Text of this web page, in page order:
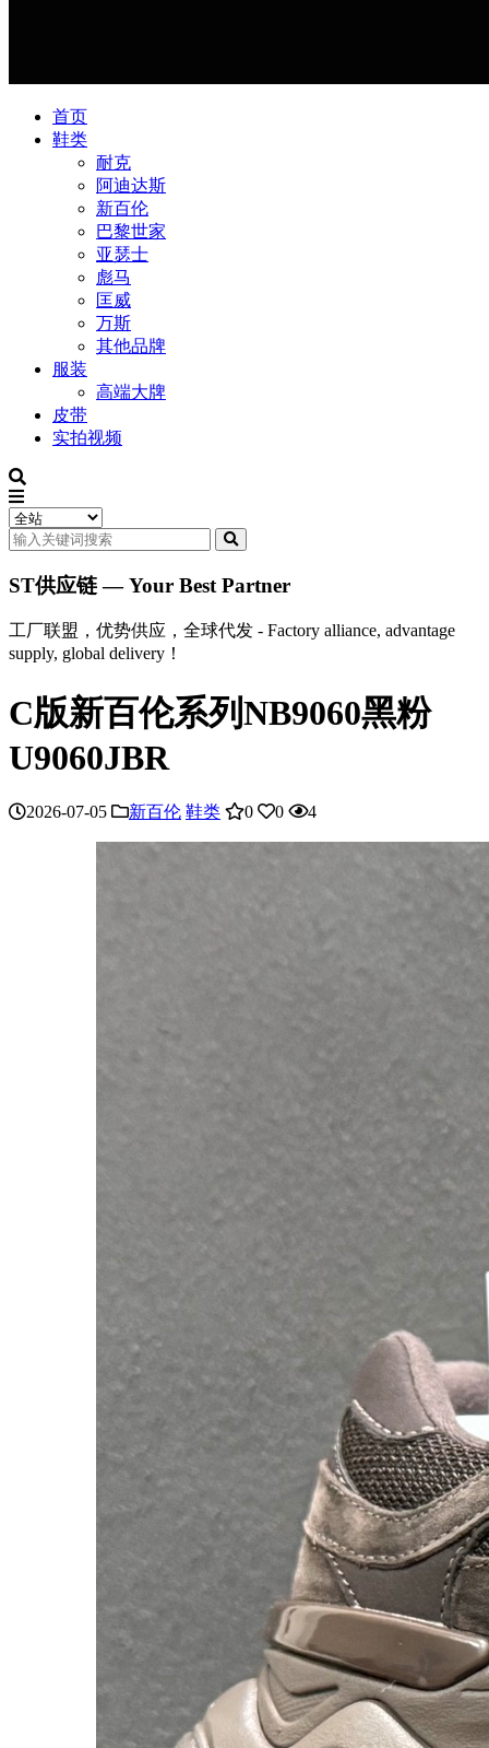
首页
鞋类
耐克
阿迪达斯
新百伦
巴黎世家
亚瑟士
彪马
匡威
万斯
其他品牌
服装
高端大牌
皮带
实拍视频
ST供应链 — Your Best Partner
工厂联盟，优势供应，全球代发 - Factory alliance, advantage
supply, global delivery！
C版新百伦系列NB9060黑粉
U9060JBR
2026-07-05 新百伦 鞋类 0 0 4